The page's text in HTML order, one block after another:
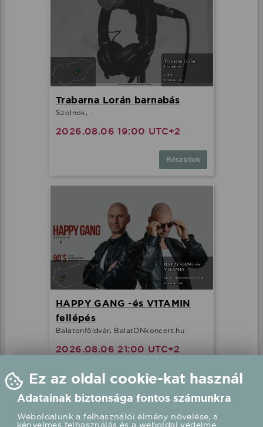
Trabarna Lorán barnabás
Szolnok, .
2026.08.06 19:00 UTC+2
Részletek
HAPPY GANG -és V1TAMIN
fellépés
Balatonföldvár, BalatONkoncert.hu
2026.08.06 21:00 UTC+2
Részletek